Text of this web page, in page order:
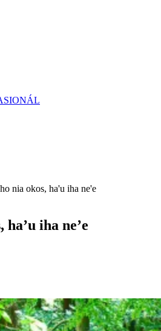
nia okos, ha'u iha ne'e
iha ne’e